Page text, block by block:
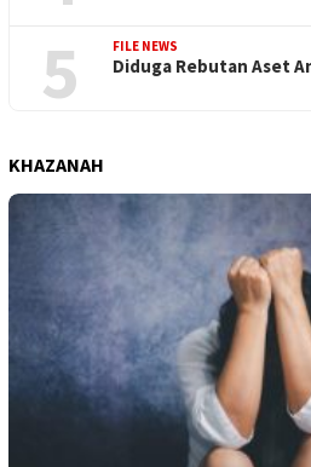
5 FILE NEWS
Diduga Rebutan Aset
KHAZANAH